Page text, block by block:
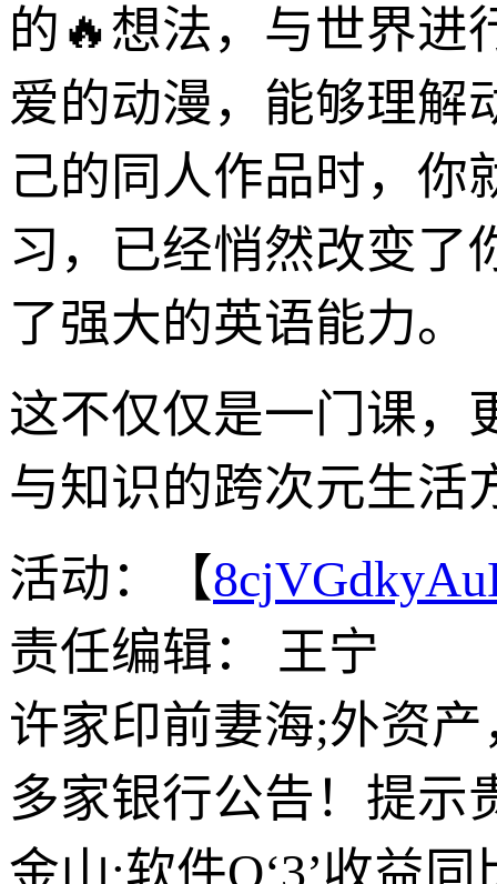
的🔥想法，与世界进
爱的动漫，能够理解
己的同人作品时，你
习，已经悄然改变了
了强大的英语能力。
这不仅仅是一门课，
与知识的跨次元生活
活动：【
责任编辑： 王宁
许家印前妻海;外资
多家银行公告！提示
金山;软件Q‘3’收益